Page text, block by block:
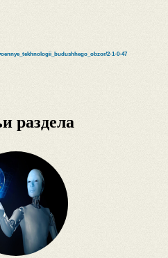
2-1-0-47
раздела